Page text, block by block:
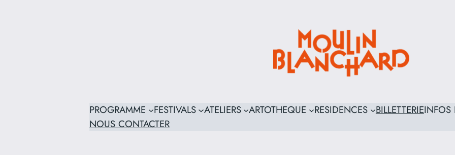
PROGRAMME FESTIVALS ATELIERS ARTOTHEQUE RESIDENCES BILLETTERIEINFOS
NOUS CONTACTER